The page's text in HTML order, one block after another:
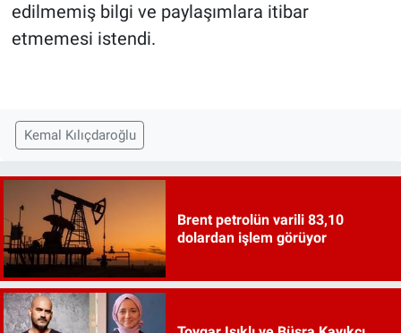
edilmemiş bilgi ve paylaşımlara itibar
etmemesi istendi.
Kemal Kılıçdaroğlu
Brent petrolün varili 83,10
dolardan işlem görüyor